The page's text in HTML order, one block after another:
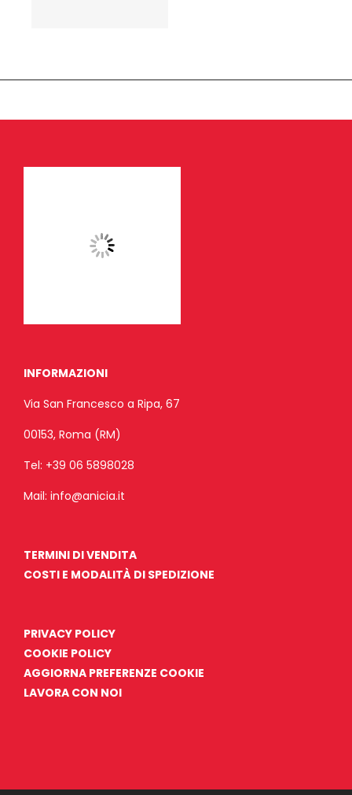
INFORMAZIONI
Via San Francesco a Ripa, 67
00153, Roma (RM)
Tel: +39 06 5898028
Mail: info@anicia.it
TERMINI DI VENDITA
COSTI E MODALITÀ DI SPEDIZIONE
PRIVACY POLICY
COOKIE POLICY
AGGIORNA PREFERENZE COOKIE
LAVORA CON NOI